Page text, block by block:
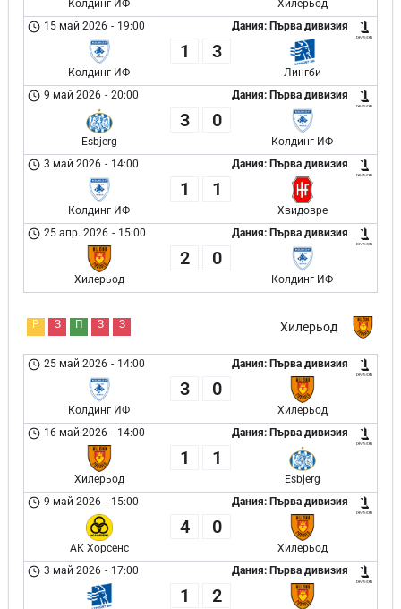
Колдинг ИФ
Хилерьод
Дания: Първа дивизия
15 май 2026 - 19:00
Колдинг ИФ
1 3
Лингби
Дания: Първа дивизия
9 май 2026 - 20:00
Esbjerg
3 0
Колдинг ИФ
Дания: Първа дивизия
3 май 2026 - 14:00
Колдинг ИФ
1 1
Хвидовре
Дания: Първа дивизия
25 апр. 2026 - 15:00
Хилерьод
2 0
Колдинг ИФ
Хилерьод
Р З П З З
Дания: Първа дивизия
25 май 2026 - 14:00
Колдинг ИФ
3 0
Хилерьод
Дания: Първа дивизия
16 май 2026 - 14:00
Хилерьод
1 1
Esbjerg
Дания: Първа дивизия
9 май 2026 - 15:00
АК Хорсенс
4 0
Хилерьод
Дания: Първа дивизия
3 май 2026 - 17:00
1 2